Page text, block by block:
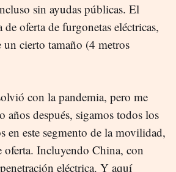
sin ayudas públicas. El
oferta de furgonetas eléctricas,
un cierto tamaño (4 metros
con la pandemia, pero me
años después, sigamos todos los
en este segmento de la movilidad,
oferta. Incluyendo China, con
eléctrica. Y aquí